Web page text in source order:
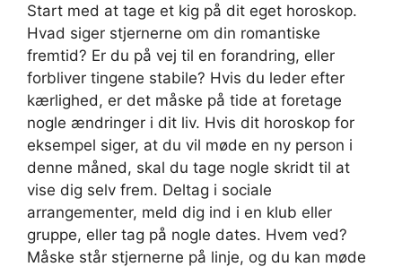
Start med at tage et kig på dit eget horoskop.
Hvad siger stjernerne om din romantiske
fremtid? Er du på vej til en forandring, eller
forbliver tingene stabile? Hvis du leder efter
kærlighed, er det måske på tide at foretage
nogle ændringer i dit liv. Hvis dit horoskop for
eksempel siger, at du vil møde en ny person i
denne måned, skal du tage nogle skridt til at
vise dig selv frem. Deltag i sociale
arrangementer, meld dig ind i en klub eller
gruppe, eller tag på nogle dates. Hvem ved?
Måske står stjernerne på linje, og du kan møde